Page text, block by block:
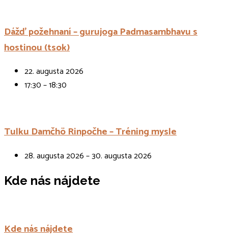
Dážď požehnaní – gurujoga Padmasambhavu s
hostinou (tsok)
22. augusta 2026
17:30 – 18:30
Tulku Damčhö Rinpočhe – Tréning mysle
28. augusta 2026 – 30. augusta 2026
Kde nás nájdete
Kde nás nájdete